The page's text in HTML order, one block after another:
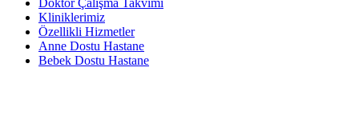
Doktor Çalışma Takvimi
Kliniklerimiz
Özellikli Hizmetler
Anne Dostu Hastane
Bebek Dostu Hastane